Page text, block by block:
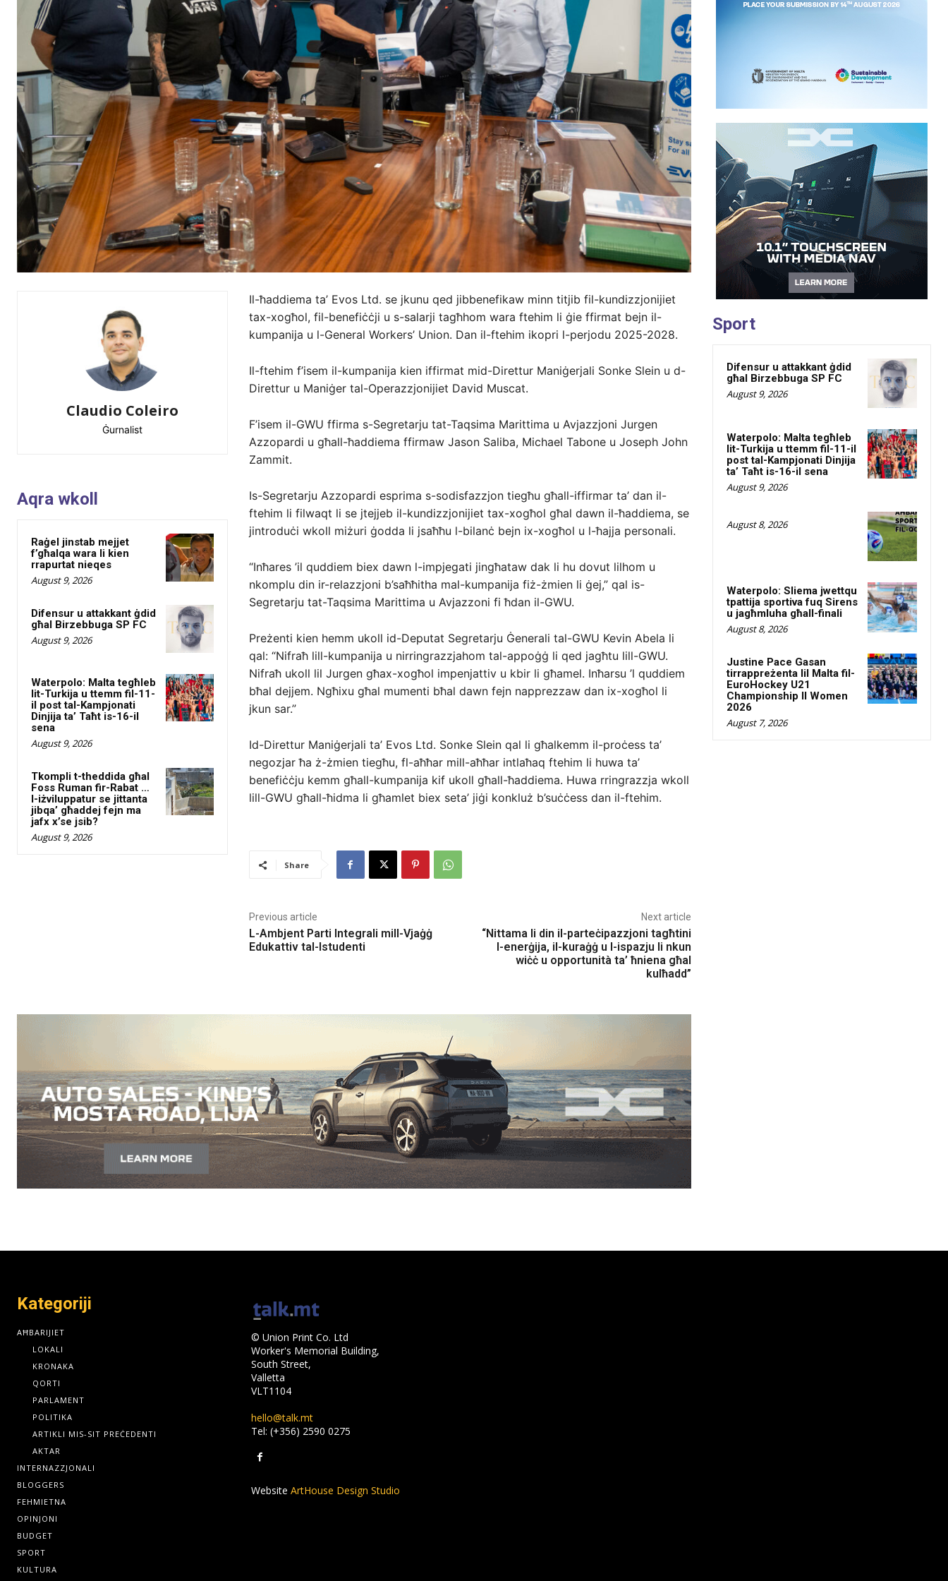
Claudio Coleiro
Ġurnalist
Aqra wkoll
Raġel јinstab meјјet
f’għalqa wara li kien
rrapurtat nieqes
August 9, 2026
Difensur u attakkant ġdid
għal Birzebbuga SP FC
August 9, 2026
Waterpolo: Malta tegħleb
lit-Turkija u ttemm fil-11-
il post tal-Kampjonati
Dinjija ta’ Taħt is-16-il
sena
August 9, 2026
Tkompli t-theddida għal
Foss Ruman fir-Rabat …
l-iżviluppatur se jittanta
jibqa’ għaddej fejn ma
jafx x’se jsib?
August 9, 2026
Il-ħaddiema ta’ Evos Ltd. se jkunu qed jibbenefikaw minn titjib fil-kundizzjonijiet
tax-xogħol, fil-benefiċċji u s-salarji tagħhom wara ftehim li ġie ffirmat bejn il-
kumpanija u l-General Workers’ Union. Dan il-ftehim ikopri l-perjodu 2025-2028.
Il-ftehim f’isem il-kumpanija kien iffirmat mid-Direttur Maniġerjali Sonke Slein u d-
Direttur u Maniġer tal-Operazzjonijiet David Muscat.
F’isem il-GWU ffirma s-Segretarju tat-Taqsima Marittima u Avjazzjoni Jurgen
Azzopardi u għall-ħaddiema ffirmaw Jason Saliba, Michael Tabone u Joseph John
Zammit.
Is-Segretarju Azzopardi esprima s-sodisfazzjon tiegħu għall-iffirmar ta’ dan il-
ftehim li filwaqt li se jtejjeb il-kundizzjonijiet tax-xogħol għal dawn il-ħaddiema, se
jintroduċi wkoll miżuri ġodda li jsaħħu l-bilanċ bejn ix-xogħol u l-ħajja personali.
“Inħares ’il quddiem biex dawn l-impjegati jingħataw dak li hu dovut lilhom u
nkomplu din ir-relazzjoni b’saħħitha mal-kumpanija fiż-żmien li ġej,” qal is-
Segretarju tat-Taqsima Marittima u Avjazzoni fi ħdan il-GWU.
Preżenti kien hemm ukoll id-Deputat Segretarju Ġenerali tal-GWU Kevin Abela li
qal: “Nifraħ lill-kumpanija u nirringrazzjahom tal-appoġġ li qed jagħtu lill-GWU.
Nifraħ ukoll lil Jurgen għax-xogħol impenjattiv u kbir li għamel. Inħarsu ’l quddiem
bħal dejjem. Ngħixu għal mumenti bħal dawn fejn napprezzaw dan ix-xogħol li
jkun sar.”
Id-Direttur Maniġerjali ta’ Evos Ltd. Sonke Slein qal li għalkemm il-proċess ta’
negozjar ħa ż-żmien tiegħu, fl-aħħar mill-aħħar intlaħaq ftehim li huwa ta’
benefiċċju kemm għall-kumpanija kif ukoll għall-ħaddiema. Huwa rringrazzja wkoll
lill-GWU għall-ħidma li għamlet biex seta’ jiġi konkluż b’suċċess dan il-ftehim.
Share
Previous article
L-Ambjent Parti Integrali mill-Vjaġġ
Edukattiv tal-Istudenti
Next article
“Nittama li din il-parteċipazzjoni tagħtini
l-enerġija, il-kuraġġ u l-ispazju li nkun
wiċċ u opportunità ta’ ħniena għal
kulħadd”
Sport
Difensur u attakkant ġdid
għal Birzebbuga SP FC
August 9, 2026
Waterpolo: Malta tegħleb
lit-Turkija u ttemm fil-11-il
post tal-Kampjonati Dinjija
ta’ Taħt is-16-il sena
August 9, 2026
August 8, 2026
Waterpolo: Sliema jwettqu
tpattija sportiva fuq Sirens
u jagħmluha għall-finali
August 8, 2026
Justine Pace Gasan
tirrappreżenta lil Malta fil-
EuroHockey U21
Championship II Women
2026
August 7, 2026
Kategoriji
AĦBARIJIET
LOKALI
KRONAKA
QORTI
PARLAMENT
POLITIKA
ARTIKLI MIS-SIT PREĊEDENTI
AKTAR
INTERNAZZJONALI
BLOGGERS
FEHMIETNA
OPINJONI
BUDGET
SPORT
KULTURA
© Union Print Co. Ltd
Worker's Memorial Building,
South Street,
Valletta
VLT1104
hello@talk.mt
Tel: (+356) 2590 0275
Website ArtHouse Design Studio